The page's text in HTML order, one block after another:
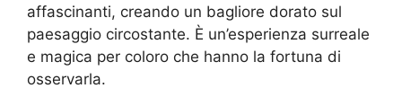
affascinanti, creando un bagliore dorato sul
paesaggio circostante. È un’esperienza surreale
e magica per coloro che hanno la fortuna di
osservarla.